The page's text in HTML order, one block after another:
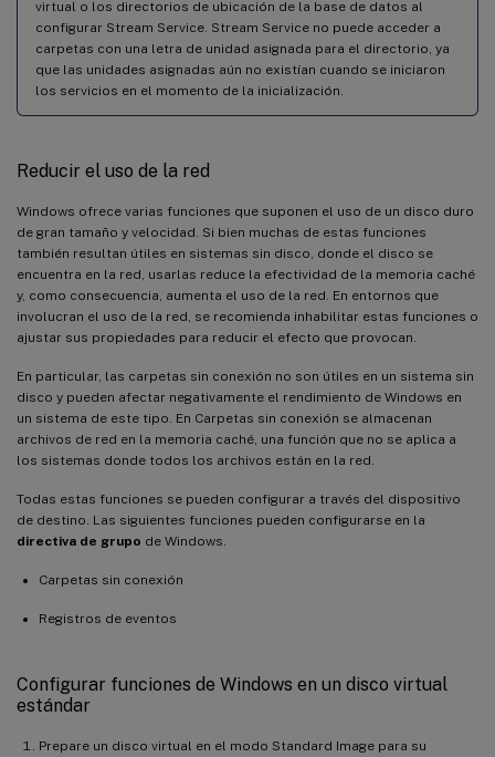
virtual o los directorios de ubicación de la base de datos al
configurar Stream Service. Stream Service no puede acceder a
carpetas con una letra de unidad asignada para el directorio, ya
que las unidades asignadas aún no existían cuando se iniciaron
los servicios en el momento de la inicialización.
Reducir el uso de la red
Windows ofrece varias funciones que suponen el uso de un disco duro
de gran tamaño y velocidad. Si bien muchas de estas funciones
también resultan útiles en sistemas sin disco, donde el disco se
encuentra en la red, usarlas reduce la efectividad de la memoria caché
y, como consecuencia, aumenta el uso de la red. En entornos que
involucran el uso de la red, se recomienda inhabilitar estas funciones o
ajustar sus propiedades para reducir el efecto que provocan.
En particular, las carpetas sin conexión no son útiles en un sistema sin
disco y pueden afectar negativamente el rendimiento de Windows en
un sistema de este tipo. En Carpetas sin conexión se almacenan
archivos de red en la memoria caché, una función que no se aplica a
los sistemas donde todos los archivos están en la red.
Todas estas funciones se pueden configurar a través del dispositivo
de destino. Las siguientes funciones pueden configurarse en la
directiva de grupo de Windows.
Carpetas sin conexión
Registros de eventos
Configurar funciones de Windows en un disco virtual
estándar
Prepare un disco virtual en el modo Standard Image para su